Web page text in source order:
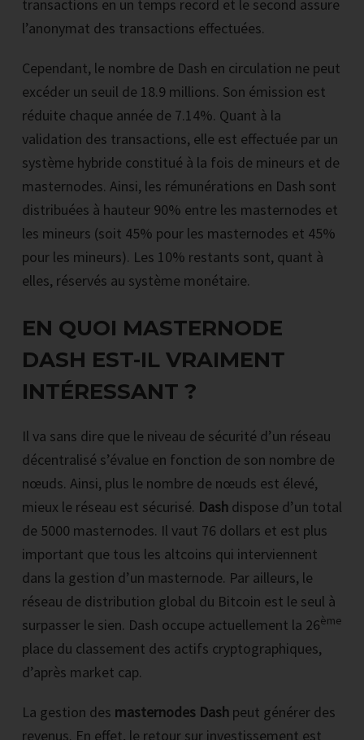
transactions en un temps record et le second assure
l’anonymat des transactions effectuées.
Cependant, le nombre de Dash en circulation ne peut
excéder un seuil de 18.9 millions. Son émission est
réduite chaque année de 7.14%. Quant à la
validation des transactions, elle est effectuée par un
système hybride constitué à la fois de mineurs et de
masternodes. Ainsi, les rémunérations en Dash sont
distribuées à hauteur 90% entre les masternodes et
les mineurs (soit 45% pour les masternodes et 45%
pour les mineurs). Les 10% restants sont, quant à
elles, réservés au système monétaire.
EN QUOI MASTERNODE
DASH EST-IL VRAIMENT
INTÉRESSANT ?
Il va sans dire que le niveau de sécurité d’un réseau
décentralisé s’évalue en fonction de son nombre de
nœuds. Ainsi, plus le nombre de nœuds est élevé,
mieux le réseau est sécurisé. Dash dispose d’un total
de 5000 masternodes. Il vaut 76 dollars et est plus
important que tous les altcoins qui interviennent
dans la gestion d’un masternode. Par ailleurs, le
réseau de distribution global du Bitcoin est le seul à
surpasser le sien. Dash occupe actuellement la 26ème
place du classement des actifs cryptographiques,
d’après market cap.
La gestion des masternodes Dash peut générer des
revenus. En effet, le retour sur investissement est